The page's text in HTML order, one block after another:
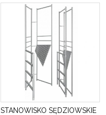
STANOWISKO SĘDZIOWSKIE